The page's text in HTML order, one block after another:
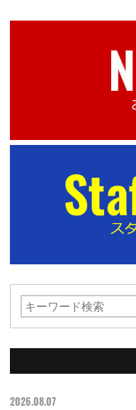
2026.08.07